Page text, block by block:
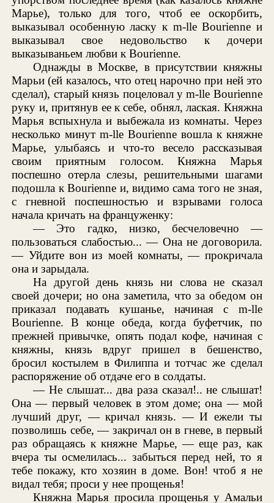
Марье), только для того, чтоб ее оскорбить,
выказывал особенную ласку к m-lle Bourienne и
выказывал свое недовольство к дочери
выказываньем любви к Bourienne.
Однажды в Москве, в присутствии княжны
Марьи (ей казалось, что отец нарочно при ней это
сделал), старый князь поцеловал у m-lle Bourienne
руку и, притянув ее к себе, обнял, лаская. Княжна
Марья вспыхнула и выбежала из комнаты. Через
несколько минут m-lle Bourienne вошла к княжне
Марье, улыбаясь и что-то весело рассказывая
своим приятным голосом. Княжна Марья
поспешно отерла слезы, решительными шагами
подошла к Bourienne и, видимо сама того не зная,
с гневной поспешностью и взрывами голоса
начала кричать на француженку:
— Это гадко, низко, бесчеловечно —
пользоваться слабостью... — Она не договорила.
— Уйдите вон из моей комнаты, — прокричала
она и зарыдала.
На другой день князь ни слова не сказал
своей дочери; но она заметила, что за обедом он
приказал подавать кушанье, начиная с m-lle
Bourienne. В конце обеда, когда буфетчик, по
прежней привычке, опять подал кофе, начиная с
княжны, князь вдруг пришел в бешенство,
бросил костылем в Филиппа и тотчас же сделал
распоряжение об отдаче его в солдаты.
— Не слышат... два раза сказал!.. не слышат!
Она — первый человек в этом доме; она — мой
лучший друг, — кричал князь. — И ежели ты
позволишь себе, — закричал он в гневе, в первый
раз обращаясь к княжне Марье, — еще раз, как
вчера ты осмелилась... забыться перед ней, то я
тебе покажу, кто хозяин в доме. Вон! чтоб я не
видал тебя; проси у нее прощенья!
Княжна Марья просила прощенья у Амальи